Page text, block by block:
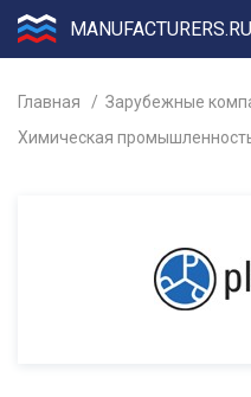
MANUFACTURERS.RU
Главная
Зарубежные
Химическая